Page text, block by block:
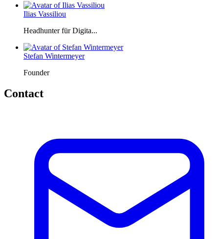
Ilias Vassiliou
Headhunter für Digita...
Stefan Wintermeyer
Founder
Contact